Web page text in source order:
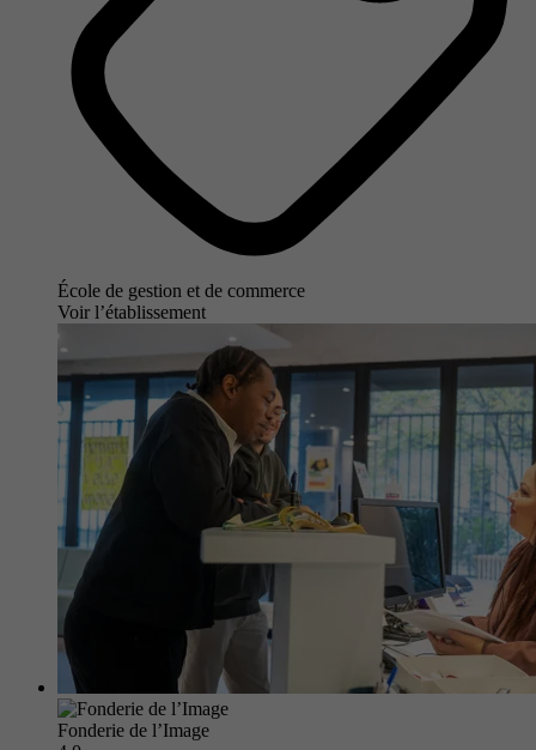
École de gestion et de commerce
Voir l’établissement
Fonderie de l’Image